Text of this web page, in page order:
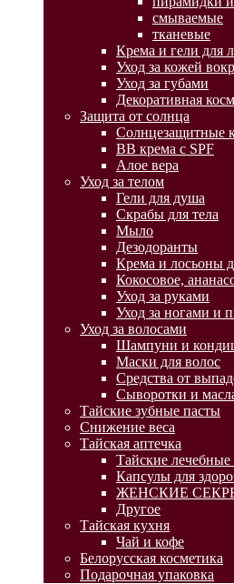
смываемые
тканевые
Крема и гели для
Уход за кожей
Уход за губами
Декоративная
Защита от солнца
Солнцезащитные
BB крема с SPF
Алое вера
Уход за телом
Гели для душа
Скрабы для тела
Мыло
Дезодоранты
Крема и лосьоны
Кокосовое,
Уход за руками
Уход за ногами и
Уход за волосами
Шампуни и
Маски для волос
Средства от
Сыворотки и
Тайские зубные пасты
Снижение веса
Тайская аптечка
Тайские
Капсулы для
ЖЕНСКИЕ
Другое
Тайская кухня
Чай и кофе
Белорусская косметика
Подарочная упаковка